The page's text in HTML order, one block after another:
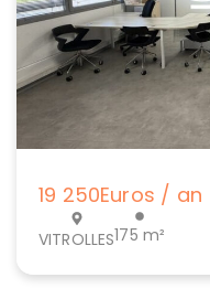
19 250Euros / an
VITROLLES175 m²